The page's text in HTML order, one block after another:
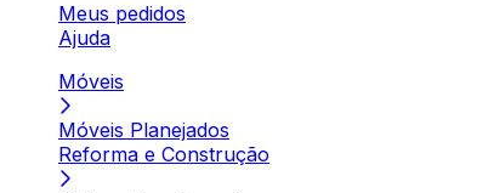
Meus pedidos
Ajuda
Móveis
Móveis Planejados
Reforma e Construção